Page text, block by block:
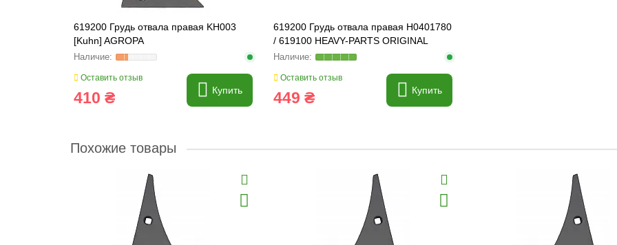
619200 Грудь отвала правая KH003
[Kuhn] AGROPA
Оставить отзыв
410 ₴ Купить
619200 Грудь отвала правая H0401780
/ 619100 HEAVY-PARTS ORIGINAL
Оставить отзыв
449 ₴ Купить
Похожие товары